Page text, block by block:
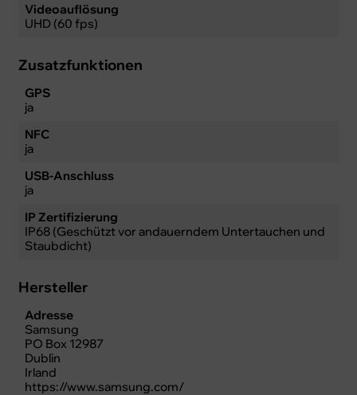
Videoauflösung
UHD (60 fps)
Zusatzfunktionen
GPS
ja
NFC
ja
USB-Anschluss
ja
IP Zertifizierung
IP68 (Geschützt vor andauerndem Untertauchen und
Staubdicht)
Hersteller
Adresse
Samsung
PO Box 12987
Dublin
Irland
https://www.samsung.com/